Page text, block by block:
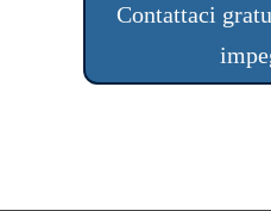
Contattaci